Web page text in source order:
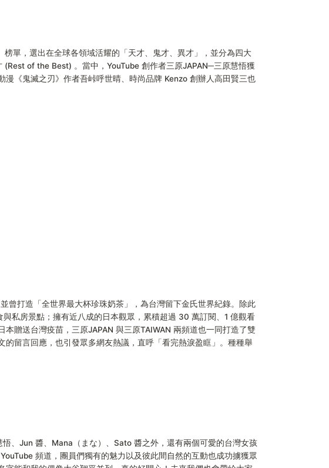
單，選出在全球各領域活耀的「天才、鬼才、異才」，並分為四大
of the Best) 。當中，YouTube 創作者三原JAPAN─三原慧悟獲
《鬼滅之刃》作者吾峠呼世晴、時尚品牌 Kenzo 創辦人高田賢三也
曾打造「全世界最大杯珍珠奶茶」，為台灣留下金氏世界紀錄。除此
私房景點；擁有近八成的日本觀眾，累積超過 30 萬訂閱、1 億觀看
贈送台灣疫苗，三原JAPAN 與三原TAIWAN 兩頻道也一同打造了雙
留言回應，也引發眾多網友熱議，直呼「看完熱淚盈眶」。種種舉
、Jun 醬、Mana（まな）、Sato 醬之外，還有兩個可愛的台灣女孩
頻道，團員們獨有的魅力以及彼此間自然的互動也成功擄獲眾